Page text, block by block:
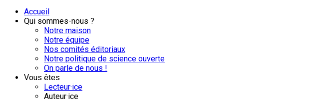
Accueil
Qui sommes-nous ?
Notre maison
Notre équipe
Nos comités éditoriaux
Notre politique de science ouverte
On parle de nous !
Vous êtes
Lecteur·ice
Auteur·ice